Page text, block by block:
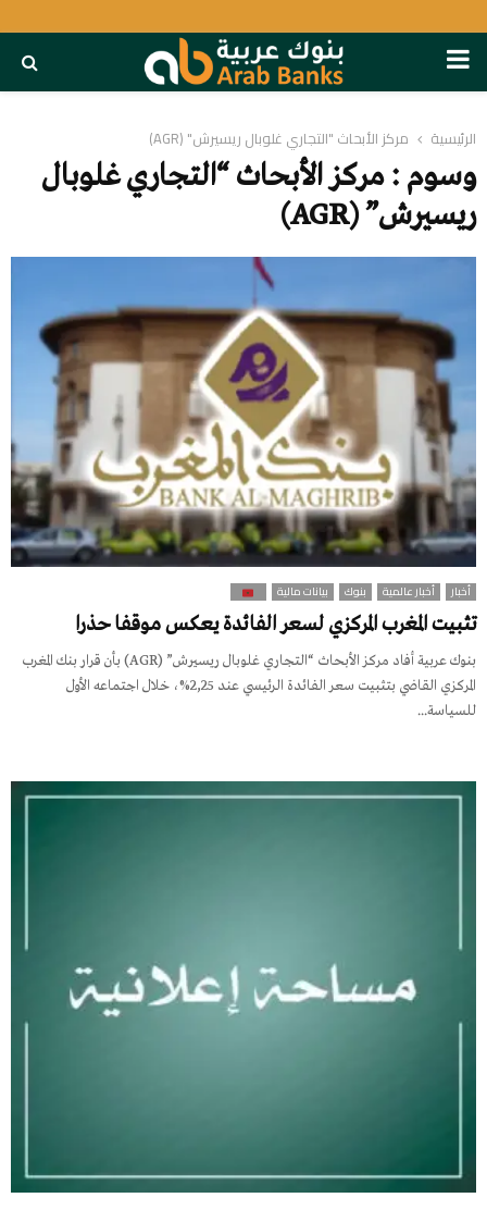
PRIMARY
MENU
الرئيسية مركز الأبحاث "التجاري غلوبال ريسيرش" (AGR)
وسوم : مركز الأبحاث “التجاري غلوبال
ريسيرش” (AGR)
أخبار أخبار عالمية بنوك بيانات مالية
تثبيت المغرب المركزي لسعر الفائدة يعكس موقفا حذرا
بنوك عربية أفاد مركز الأبحاث “التجاري غلوبال ريسيرش” (AGR) بأن قرار بنك المغرب
المركزي القاضي بتثبيت سعر الفائدة الرئيسي عند 2,25%، خلال اجتماعه الأول
للسياسة...